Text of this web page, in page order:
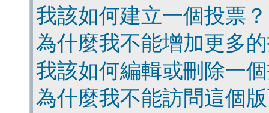
我該如何建立一個投票？
為什麼我不能增加更多
我該如何編輯或刪除一
為什麼我不能訪問這個